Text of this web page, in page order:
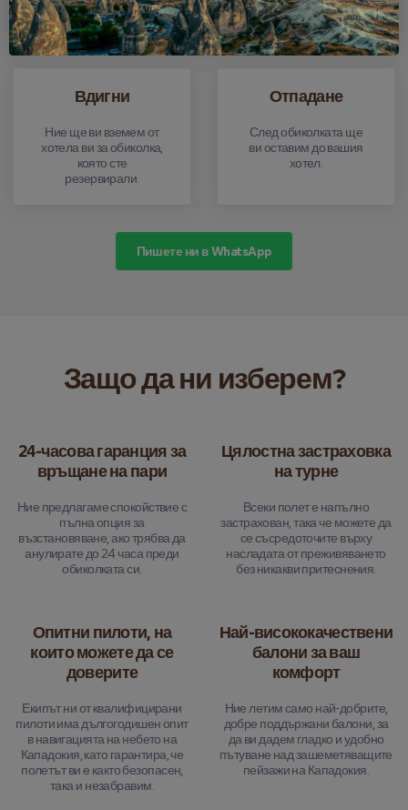
резервация.
Вдигни
Ние ще ви вземем от
хотела ви за обиколка,
която сте
резервирали.
Отпадане
След обиколката ще
ви оставим до вашия
хотел.
Пишете ни в WhatsApp
Защо да ни изберем?
24-часова гаранция за
връщане на пари
Ние предлагаме спокойствие с
пълна опция за
възстановяване, ако трябва да
анулирате до 24 часа преди
обиколката си.
Цялостна застраховка
на турне
Всеки полет е напълно
застрахован, така че можете да
се съсредоточите върху
насладата от преживяването
без никакви притеснения.
Опитни пилоти, на
които можете да се
доверите
Екипът ни от квалифицирани
пилоти има дългогодишен опит
в навигацията на небето на
Кападокия, като гарантира, че
полетът ви е както безопасен,
така и незабравим.
Най-висококачествени
балони за ваш
комфорт
Ние летим само най-добрите,
добре поддържани балони, за
да ви дадем гладко и удобно
пътуване над зашеметяващите
пейзажи на Кападокия.